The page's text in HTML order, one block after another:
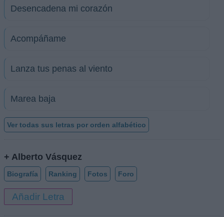
Desencadena mi corazón
Acompáñame
Lanza tus penas al viento
Marea baja
Ver todas sus letras por orden alfabético
+ Alberto Vásquez
Biografía Ranking Fotos Foro
Añadir Letra